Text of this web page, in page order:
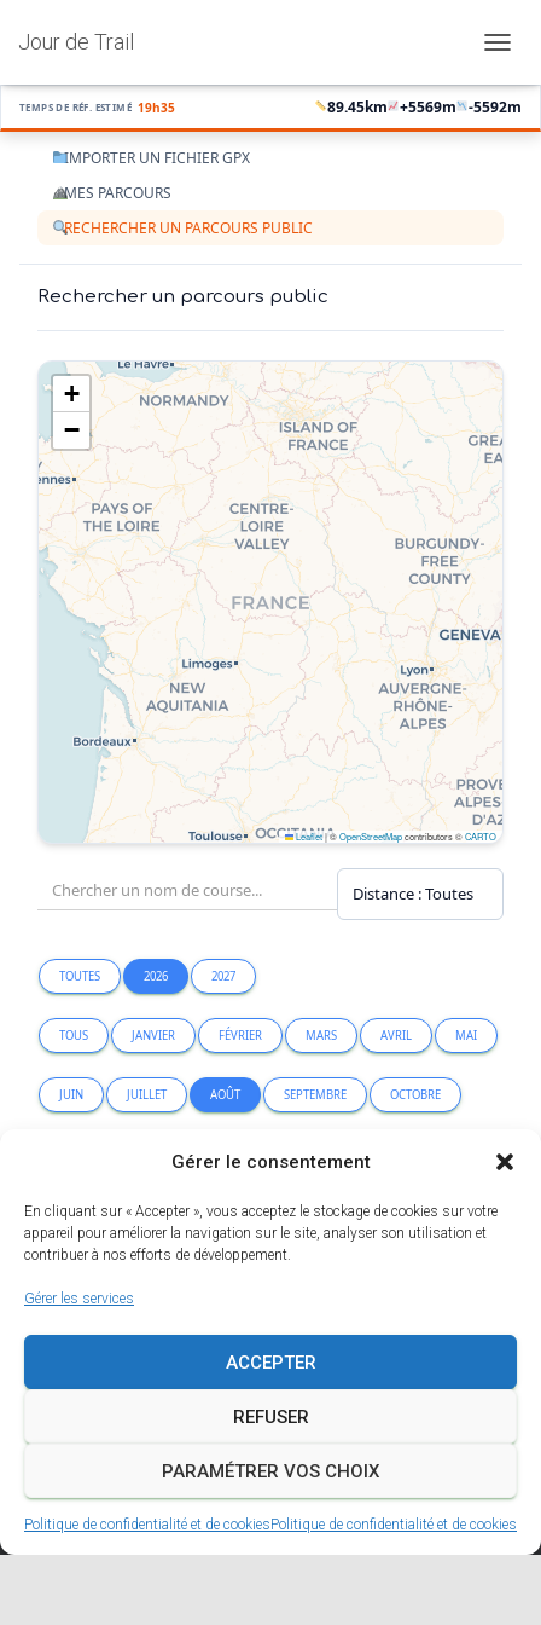
Gérer le consentement
En cliquant sur « Accepter », vous acceptez le stockage de cookies sur votre
appareil pour améliorer la navigation sur le site, analyser son utilisation et
contribuer à nos efforts de développement.
Gérer les services
ACCEPTER
REFUSER
PARAMÉTRER VOS CHOIX
Politique de confidentialité et de cookiesPolitique de confidentialité et de cookies
Jour de Trail
IMPORTER UN FICHIER GPX
MES PARCOURS
RECHERCHER UN PARCOURS PUBLIC
TEMPS DE RÉF. ESTIMÉ 19h35 89.45km +5569m -5592m
Rechercher un parcours public
+
−
Leaflet|©OpenStreetMapcontributors ©CARTO
TOUTES 2026 2027
TOUS JANVIER FÉVRIER MARS AVRIL MAI
JUIN JUILLET AOÛT SEPTEMBRE OCTOBRE
DÉCEMBRE
Erreur lors de la recherche.
Erreur d'analyse de ce plan :
String(...).replaceAll is not a function
A PROPOS MENTIONS LÉGALES